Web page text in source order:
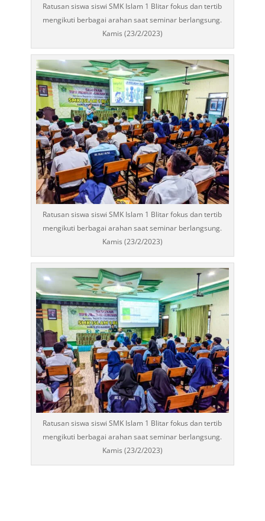
Ratusan siswa siswi SMK Islam 1 Blitar fokus dan tertib
mengikuti berbagai arahan saat seminar berlangsung.
Kamis (23/2/2023)
Ratusan siswa siswi SMK Islam 1 Blitar fokus dan tertib
mengikuti berbagai arahan saat seminar berlangsung.
Kamis (23/2/2023)
Ratusan siswa siswi SMK Islam 1 Blitar fokus dan tertib
mengikuti berbagai arahan saat seminar berlangsung.
Kamis (23/2/2023)